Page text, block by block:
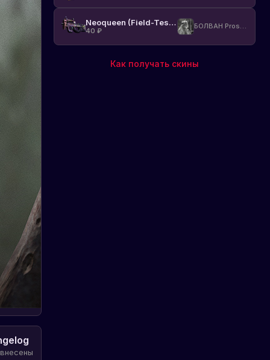
Neoqueen (Field-Tested)
40 ₽
БОЛВАН Prostoj
Как получать скины